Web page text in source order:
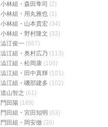
小林組・森田隼司 (2)
小林組・用丸雅也 (1)
小林組・山本貴宏 (34)
小林組・野村隆文 (32)
澁江俊一 (667)
澁江組・奥村広乃 (113)
澁江組・松岡康 (106)
澁江組・田中真輝 (101)
澁江組・磯部建多 (102)
道山智之 (61)
門田陽 (189)
門田組・宮田知明 (63)
門田組・岡安徹 (26)